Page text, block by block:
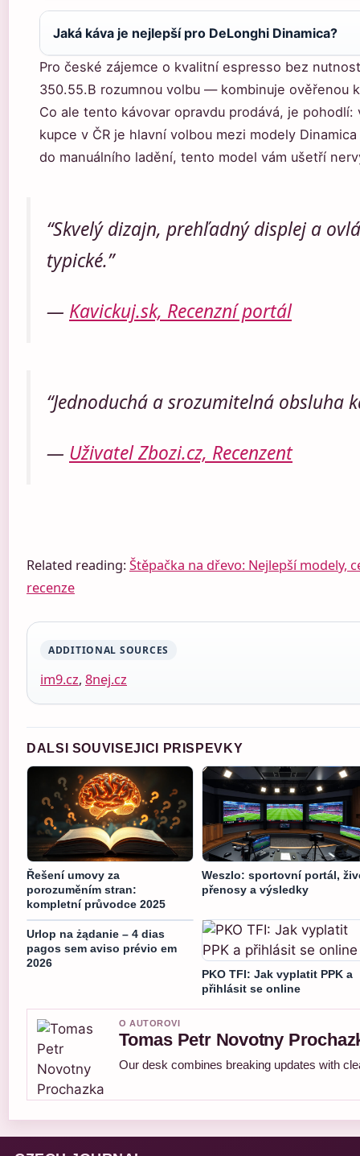
Jaká káva je nejlepší pro DeLonghi Dinamica?
Pro české zájemce o kvalitní espresso bez
350.55.B rozumnou volbu — kombinuje ověřenou
Co ale tento kávovar opravdu prodává, je
kupce v ČR je hlavní volbou mezi modely
do manuálního ladění, tento model vám ušetří
“Skvelý dizajn, prehľadný displej a
typické.”
— Kavickuj.sk, Recenzní portál
“Jednoduchá a srozumitelná obsluha
— Uživatel Zbozi.cz, Recenzent
Related reading:Štěpačka na dřevo: Nejlepší modely,
recenze
ADDITIONAL SOURCES
im9.cz, 8nej.cz
DALSI SOUVISEJICI PRISPEVKY
Řešení umovy za
porozuměním stran:
kompletní průvodce 2025
Weszlo: sportovní portál,
přenosy a výsledky
Urlop na żądanie – 4 dias
pagos sem aviso prévio em
2026
PKO TFI: Jak vyplatit PPK a
přihlásit se online
O AUTOROVI
Tomas Petr Novotny
Our desk combines breaking updates with